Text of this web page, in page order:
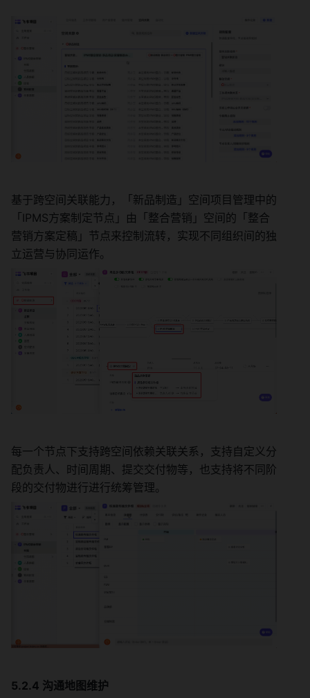
基于跨空间关联能力，「新品制造」空间项目管理中的
「IPMS方案制定节点」由「整合营销」空间的「整合
营销方案定稿」节点来控制流转，实现不同组织间的独
立运营与协同运作。
每一个节点下支持跨空间依赖关联关系，支持自定义分
配负责人、时间周期、提交交付物等，也支持将不同阶
段的交付物进行进行统筹管理。
5.2.4 沟通地图维护